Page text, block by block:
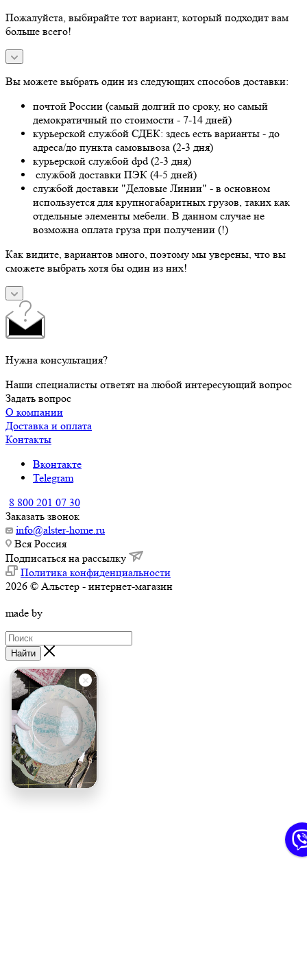
Пожалуйста, выбирайте тот вариант, который подходит вам
больше всего!
Вы можете выбрать один из следующих способов доставки:
почтой России (самый долгий по сроку, но самый
демократичный по стоимости - 7-14 дней)
курьерской службой СДЕК: здесь есть варианты - до
адреса/до пункта самовывоза (2-3 дня)
курьерской службой dpd (2-3 дня)
службой доставки ПЭК (4-5 дней)
службой доставки "Деловые Линии" - в основном
используется для крупногабаритных грузов, таких как
отдельные элементы мебели. В данном случае не
возможна оплата груза при получении (!)
Как видите, вариантов много, поэтому мы уверены, что вы
сможете выбрать хотя бы один из них!
Нужна консультация?
Наши специалисты ответят на любой интересующий вопрос
Задать вопрос
О компании
Доставка и оплата
Контакты
Вконтакте
Telegram
8 800 201 07 30
Заказать звонок
info@alster-home.ru
Вся Россия
Подписаться на рассылку
Политика конфиденциальности
2026 © Альстер - интернет-магазин
made by
Найти